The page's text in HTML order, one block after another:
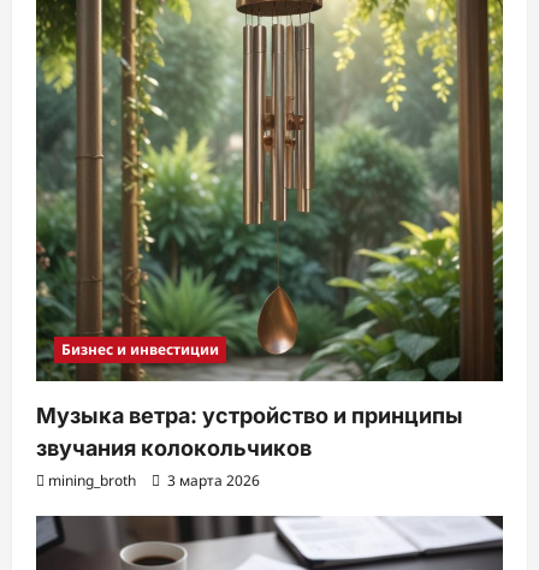
Бизнес и инвестиции
Музыка ветра: устройство и принципы
звучания колокольчиков
mining_broth 3 марта 2026